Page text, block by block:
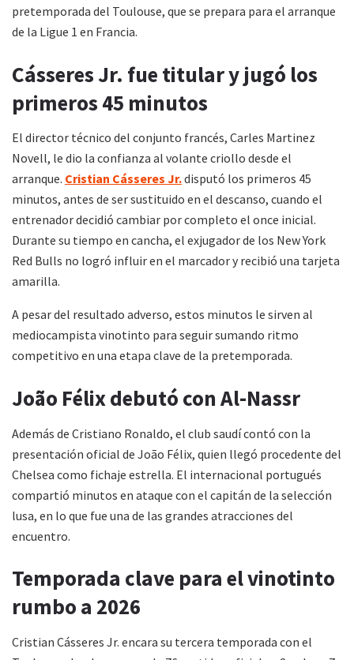
pretemporada del Toulouse, que se prepara para el arranque
de la Ligue 1 en Francia.
Cásseres Jr. fue titular y jugó los
primeros 45 minutos
El director técnico del conjunto francés, Carles Martinez
Novell, le dio la confianza al volante criollo desde el
arranque. Cristian Cásseres Jr.disputó los primeros 45
minutos, antes de ser sustituido en el descanso, cuando el
entrenador decidió cambiar por completo el once inicial.
Durante su tiempo en cancha, el exjugador de los New York
Red Bulls no logró influir en el marcador y recibió una tarjeta
amarilla.
A pesar del resultado adverso, estos minutos le sirven al
mediocampista vinotinto para seguir sumando ritmo
competitivo en una etapa clave de la pretemporada.
João Félix debutó con Al-Nassr
Además de Cristiano Ronaldo, el club saudí contó con la
presentación oficial de João Félix, quien llegó procedente del
Chelsea como fichaje estrella. El internacional portugués
compartió minutos en ataque con el capitán de la selección
lusa, en lo que fue una de las grandes atracciones del
encuentro.
Temporada clave para el vinotinto
rumbo a 2026
Cristian Cásseres Jr. encara su tercera temporada con el